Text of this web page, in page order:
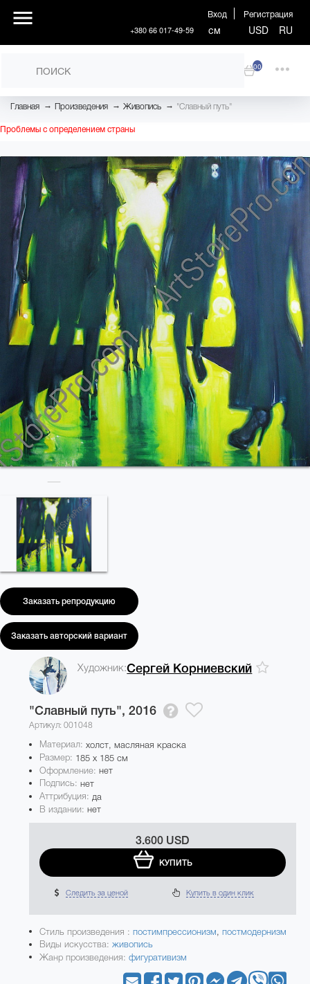
Вход Регистрация
+380 66 017-49-59 см USD RU
00
Главная → Произведения → Живопись → "Славный путь"
Проблемы с определением страны
Заказать репродукцию
Заказать авторский вариант
Художник:Сергей Корниевский
"Славный путь", 2016
Артикул: 001048
Материал: холст, масляная краска
Размер: 185 x 185 см
Оформление:нет
Подпись:нет
Аттрибуция: да
В издании:нет
3.600 USD
КУПИТЬ
Следить за ценой Купить в один клик
Стиль произведения : постимпрессионизм,постмодернизм
Виды искусства:живопись
Жанр произведения: фигуративизм